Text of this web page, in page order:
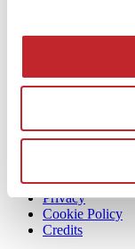
News
Articoli
Mog 231/01
Privacy
Cookie Policy
Credits